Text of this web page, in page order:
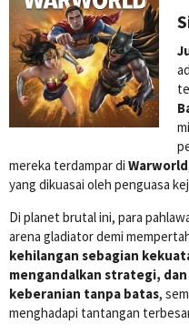
mereka terdampar di Warworld
yang dikuasai oleh penguasa
Di planet brutal ini, para
arena gladiator demi
kehilangan sebagian
mengandalkan strategi, dan
keberanian tanpa batas,
menghadapi tantangan